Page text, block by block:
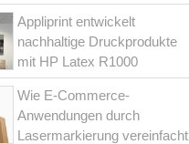
Appliprint entwickelt
nachhaltige Druckprodukte
mit HP Latex R1000
Wie E-Commerce-
Anwendungen durch
Lasermarkierung vereinfacht